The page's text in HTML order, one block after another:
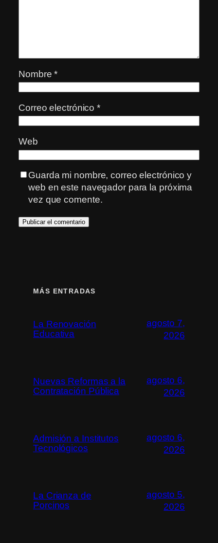
Nombre*
Correo electrónico*
Web
Guarda mi nombre, correo electrónico y
web en este navegador para la próxima
vez que comente.
MÁS ENTRADAS
La Renovación
Educativa
agosto 7,
2026
Nuevas Reformas a la
Contratación Pública
agosto 6,
2026
Admisión a Institutos
Tecnológicos
agosto 6,
2026
La Crianza de
Porcinos
agosto 5,
2026